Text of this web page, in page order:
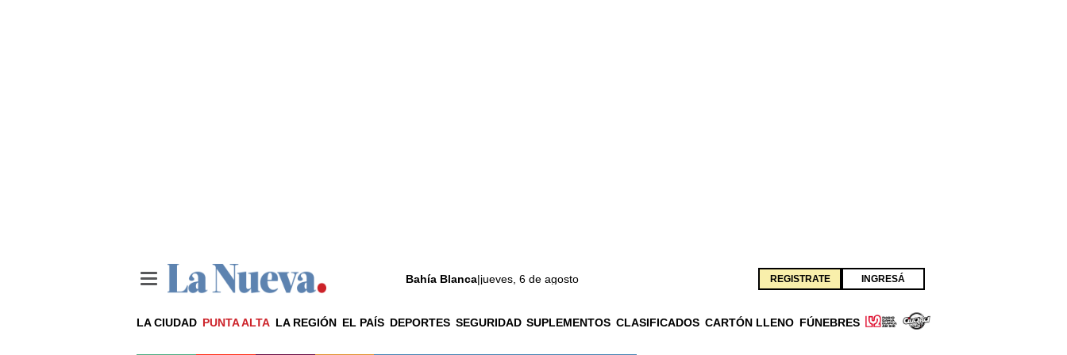
Bahía Blanca|jueves, 6 de agosto REGISTRATE INGRESÁ
LA CIUDAD PUNTA ALTA LA REGIÓN EL PAÍS DEPORTES SEGURIDAD SUPLEMENTOS CLASIFICADOS CARTÓN LLENO FÚNEBRES